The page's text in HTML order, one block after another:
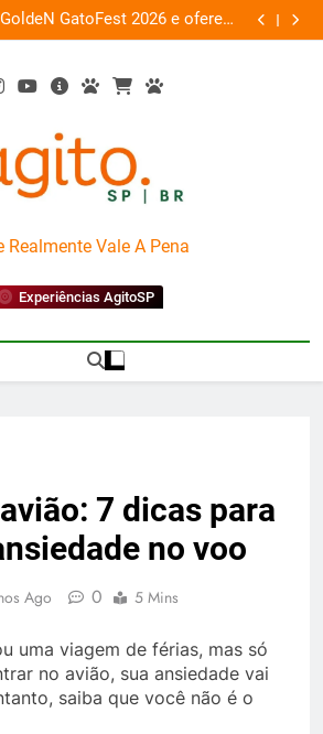
e PlayStation transformam
em arena gamer gratuita
Busch
Realmente Vale A Pena
Experiências AgitoSP
7 dicas para
no voo
Ago 0 5 Mins
uma viagem de férias, mas só
no avião, sua ansiedade vai
saiba que você não é o